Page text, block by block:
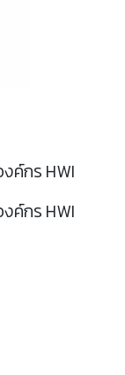
ค์กร HWI
ค์กร HWI